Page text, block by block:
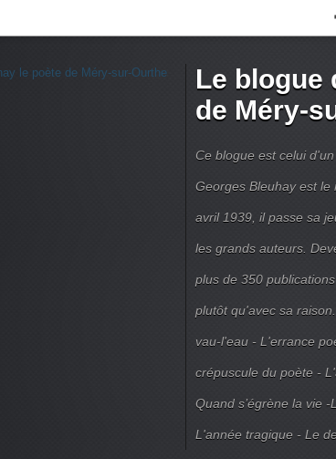
Le blogue
de Méry-
Ce blogue est celui
Georges Bleuhay est
avril 1939, il passe sa
les grands auteurs.
plus de 350
plutôt qu'avec sa
vau-l'eau - L'errance
crépuscule du poète -
Quand s’égrène la vie
L'année tragique - Le